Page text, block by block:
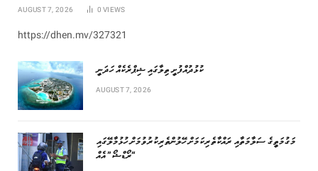
AUGUST 7, 2026 0VIEWS
https://dhen.mv/327321
ކުޅުދުއްފުށީ ތިލާގައި ޝިޕްރެކެއް ހަދަނީ
AUGUST 7, 2026
މަގުމަތީގެ ސަލާމަތާއި ރައްކާތެރިކަމަށް ހޭލުންތެރިކުރުވުމަށް ހުޅުމާލޭގައި
“ރޯޑްޝޯ” އެއް